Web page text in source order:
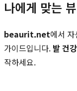
나에게 맞는
beaurit.net에서
가이드입니다. 발 건강
작하세요.